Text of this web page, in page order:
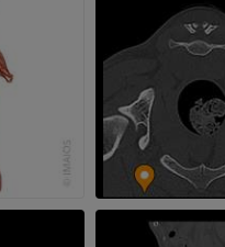
Topo - Corpo
TC
GRATUITO